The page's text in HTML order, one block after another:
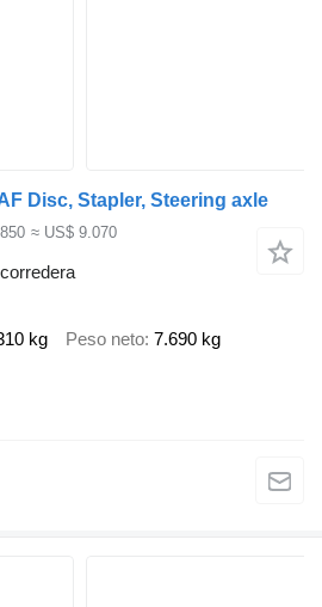
Disc, Stapler, Steering axle
≈ US$ 9.070
kg Peso neto 7.690 kg